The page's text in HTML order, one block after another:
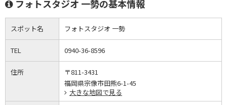
フォトスタジオ 一勢の基本情報
スポット名 フォトスタジオ 一勢
TEL 0940-36-8596
住所
〒811-3431
福岡県宗像市田熊6-1-45
大きな地図で見る